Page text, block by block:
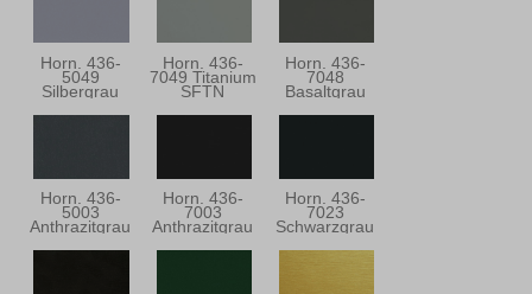
Horn. 436-
5049
Silbergrau
Horn. 436-
7049 Titanium
SFTN
Horn. 436-
7048
Basaltgrau
Horn. 436-
5003
Anthrazitgrau
Horn. 436-
7003
Anthrazitgrau
Horn. 436-
7023
Schwarzgrau